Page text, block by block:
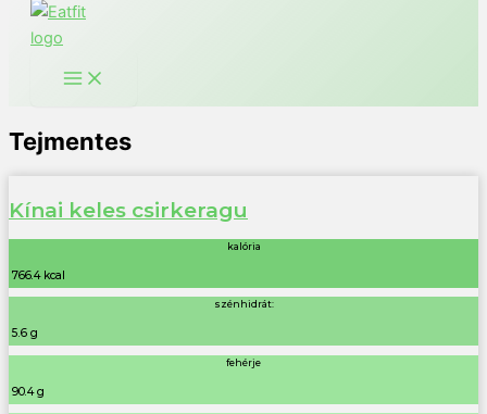
Tejmentes
Kínai keles csirkeragu
kalória
766.4 kcal
szénhidrát:
5.6 g
fehérje
90.4 g